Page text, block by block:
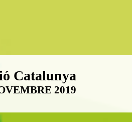
Il·lusió Catalunya
Catalunya
2019